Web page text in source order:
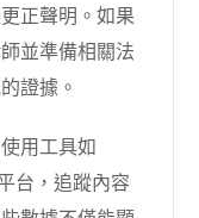
正聲明。如果
並準備相關法
證據。
用工具如
台，追蹤內容